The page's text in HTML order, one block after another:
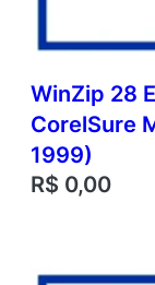
WinZip 28
CorelSure
1999)
R$ 0,00